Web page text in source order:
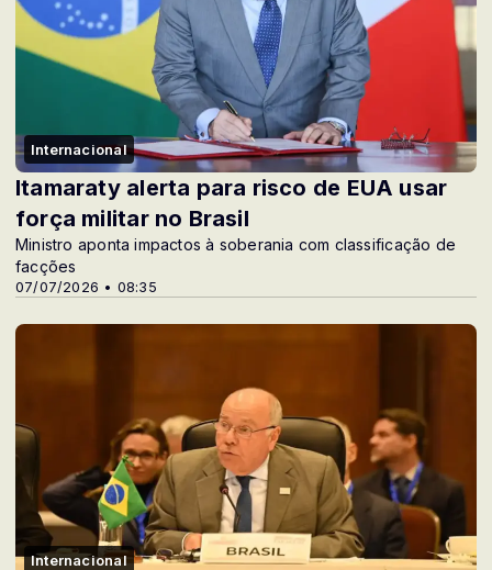
Internacional
07/07/2026 • 08:35
Itamaraty alerta para risco de EUA usar
força militar no Brasil
Ministro aponta impactos à soberania com classificação de
facções
Internacional